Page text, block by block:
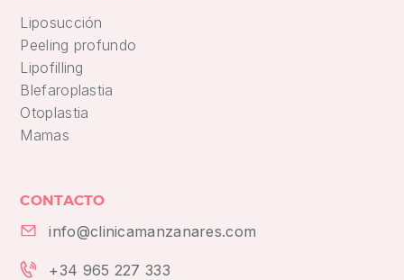
Liposucción
Peeling profundo
Lipofilling
Blefaroplastia
Otoplastia
Mamas
CONTACTO
info@clinicamanzanares.com
+34 965 227 333